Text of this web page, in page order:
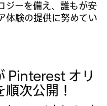
ジーを備え、誰もが安
体験の提供に努めてい
Pinterest オリ
次公開！